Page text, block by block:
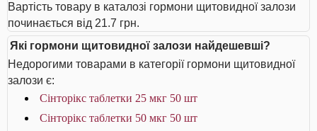
Вартість товару в каталозі гормони щитовидної залози
починається від 21.7 грн.
Які гормони щитовидної залози найдешевші?
Недорогими товарами в категорії гормони щитовидної
залози є:
Сінторікс таблетки 25 мкг 50 шт
Сінторікс таблетки 50 мкг 50 шт